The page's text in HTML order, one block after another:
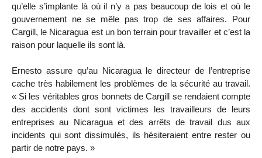
qu’elle s’implante là où il n’y a pas beaucoup de lois et où le
gouvernement ne se mêle pas trop de ses affaires. Pour
Cargill, le Nicaragua est un bon terrain pour travailler et c’est la
raison pour laquelle ils sont là.
Ernesto assure qu’au Nicaragua le directeur de l’entreprise
cache très habilement les problèmes de la sécurité au travail.
« Si les véritables gros bonnets de Cargill se rendaient compte
des accidents dont sont victimes les travailleurs de leurs
entreprises au Nicaragua et des arrêts de travail dus aux
incidents qui sont dissimulés, ils hésiteraient entre rester ou
partir de notre pays. »